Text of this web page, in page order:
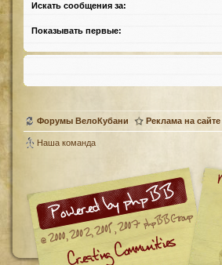
Искать сообщения за:
Показывать первые:
Форумы ВелоКубани Реклама на сайте
Наша команда